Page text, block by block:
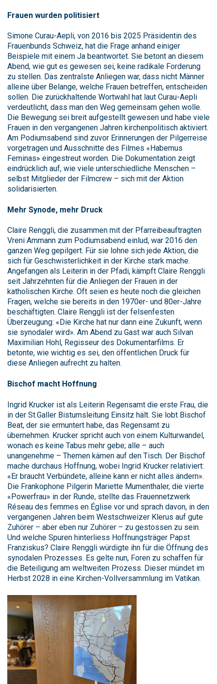
Frauen wurden politisiert
Simone Curau-Aepli, von 2016 bis 2025 Präsidentin des
Frauenbunds Schweiz, hat die Frage anhand einiger
Beispiele mit einem Ja beantwortet. Sie betont an diesem
Abend, wie gut es gewesen sei, keine radikale Forderung
zu stellen. Das zentralste Anliegen war, dass nicht Männer
alleine über Belange, welche Frauen betreffen, entscheiden
sollen. Die zurückhaltende Wortwahl hat laut Curau-Aepli
verdeutlicht, dass man den Weg gemeinsam gehen wolle.
Die Bewegung sei breit aufgestellt gewesen und habe viele
Frauen in den vergangenen Jahren kirchenpolitisch aktiviert.
Am Podiumsabend sind zuvor Erinnerungen der Pilgerreise
vorgetragen und Ausschnitte des Filmes «Habemus
Feminas» eingestreut worden. Die Dokumentation zeigt
eindrücklich auf, wie viele unterschiedliche Menschen –
selbst Mitglieder der Filmcrew – sich mit der Aktion
solidarisierten.
Mehr Synode, mehr Druck
Claire Renggli, die zusammen mit der Pfarreibeauftragten
Vreni Ammann zum Podiumsabend einlud, war 2016 den
ganzen Weg gepilgert. Für sie lohne sich jede Aktion, die
sich für Geschwisterlichkeit in der Kirche stark mache.
Angefangen als Leiterin in der Pfadi, kämpft Claire Renggli
seit Jahrzehnten für die Anliegen der Frauen in der
katholischen Kirche. Oft seien es heute noch die gleichen
Fragen, welche sie bereits in den 1970er- und 80er-Jahre
beschäftigten. Claire Renggli ist der felsenfesten
Überzeugung: «Die Kirche hat nur dann eine Zukunft, wenn
sie synodaler wird». Am Abend zu Gast war auch Silvan
Maximilian Hohl, Regisseur des Dokumentarfilms. Er
betonte, wie wichtig es sei, den öffentlichen Druck für
diese Anliegen aufrecht zu halten.
Bischof macht Hoffnung
Ingrid Krucker ist als Leiterin Regensamt die erste Frau, die
in der St.Galler Bistumsleitung Einsitz hält. Sie lobt Bischof
Beat, der sie ermuntert habe, das Regensamt zu
übernehmen. Krucker spricht auch von einem Kulturwandel,
wonach es keine Tabus mehr gebe; alle – auch
unangenehme – Themen kämen auf den Tisch. Der Bischof
mache durchaus Hoffnung, wobei Ingrid Krucker relativiert:
«Er braucht Verbündete, alleine kann er nicht alles ändern».
Die Frankophone Pilgerin Mariette Mumenthaler, die vierte
«Powerfrau» in der Runde, stellte das Frauennetzwerk
Réseau des femmes en Église vor und sprach davon, in den
vergangenen Jahren beim Westschweizer Klerus auf gute
Zuhörer – aber eben nur Zuhörer – zu gestossen zu sein.
Und welche Spuren hinterliess Hoffnungsträger Papst
Franziskus? Claire Renggli würdigte ihn für die Öffnung des
synodalen Prozesses. Es gelte nun, Foren zu schaffen für
die Beteiligung am weltweiten Prozess. Dieser mündet im
Herbst 2028 in eine Kirchen-Vollversammlung im Vatikan.